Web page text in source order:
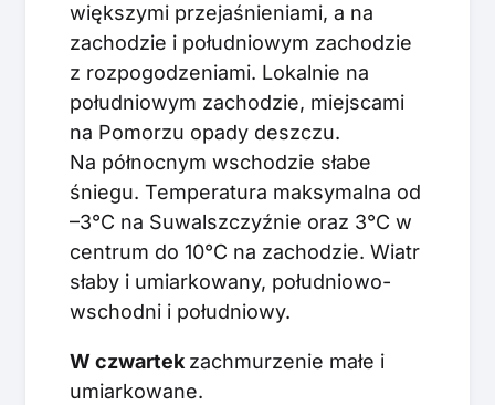
większymi przejaśnieniami, a na
zachodzie i południowym zachodzie
z rozpogodzeniami. Lokalnie na
południowym zachodzie, miejscami
na Pomorzu opady deszczu.
Na północnym wschodzie słabe
śniegu. Temperatura maksymalna od
–3°C na Suwalszczyźnie oraz 3°C w
centrum do 10°C na zachodzie. Wiatr
słaby i umiarkowany, południowo-
wschodni i południowy.
W czwartek zachmurzenie małe i
umiarkowane.